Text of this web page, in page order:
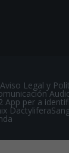
Aviso Legal y
App per a
Dactylifera